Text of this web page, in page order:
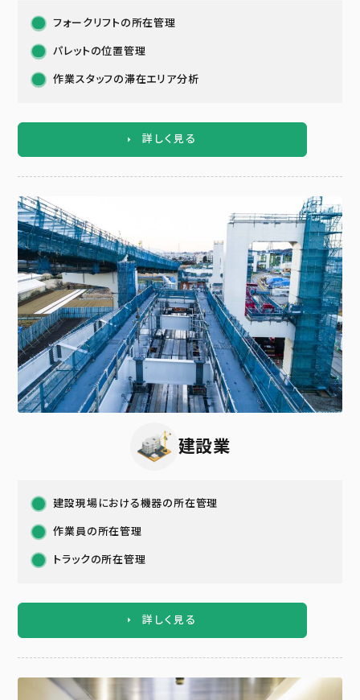
フォークリフトの所在管理
パレットの位置管理
作業スタッフの滞在エリア分析
詳しく見る
建設業
建設現場における機器の所在管理
作業員の所在管理
トラックの所在管理
詳しく見る